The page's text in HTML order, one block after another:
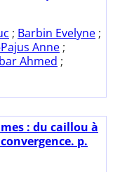
; Barbin Evelyne ;
Anne ;
Ahmed ;
: du caillou à
p.